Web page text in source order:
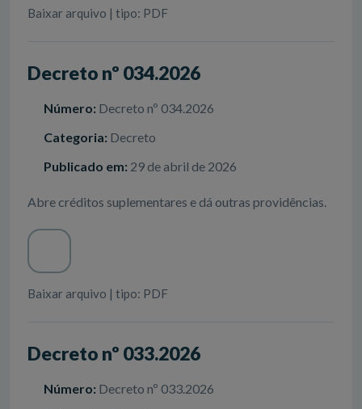
Baixar arquivo | tipo: PDF
Decreto nº 034.2026
Número: Decreto nº 034.2026
Categoria: Decreto
Publicado em: 29 de abril de 2026
Abre créditos suplementares e dá outras providências.
Baixar arquivo | tipo: PDF
Decreto nº 033.2026
Número: Decreto nº 033.2026